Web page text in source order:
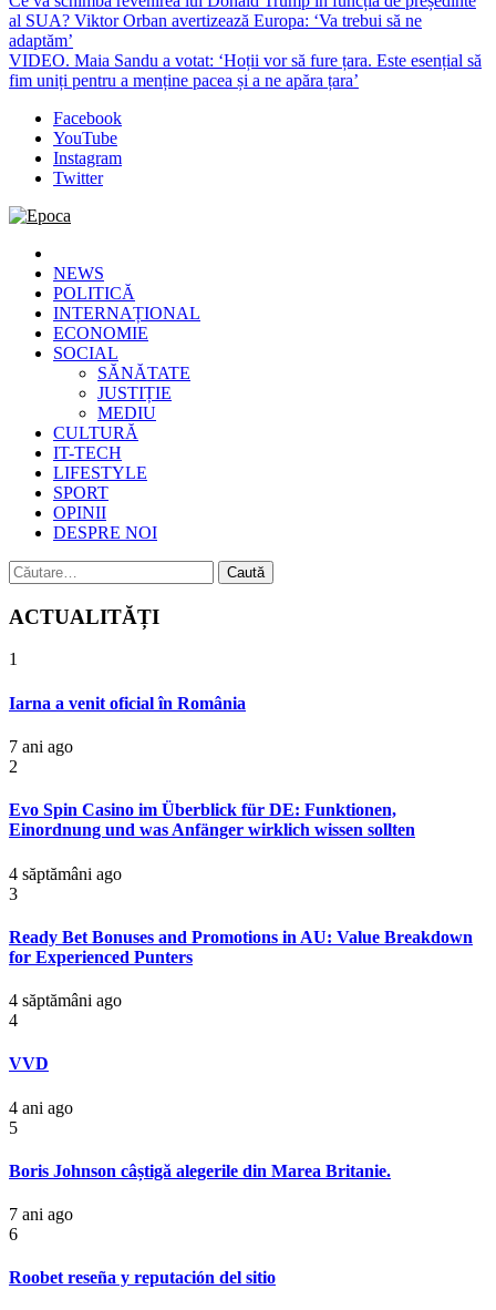
al SUA? Viktor Orban avertizează Europa: ‘Va trebui să ne
adaptăm’
VIDEO. Maia Sandu a votat: ‘Hoții vor să fure țara. Este esențial să
fim uniți pentru a menține pacea și a ne apăra țara’
Facebook
YouTube
Instagram
Twitter
Epoca
Cele mai noi știri online din România
NEWS
POLITICĂ
INTERNAȚIONAL
ECONOMIE
SOCIAL
SĂNĂTATE
JUSTIȚIE
MEDIU
CULTURĂ
IT-TECH
LIFESTYLE
SPORT
OPINII
DESPRE NOI
Caută
după:
ACTUALITĂȚI
1
Iarna a venit oficial în România
7 ani ago
2
Evo Spin Casino im Überblick für DE: Funktionen,
Einordnung und was Anfänger wirklich wissen sollten
4 săptămâni ago
3
Ready Bet Bonuses and Promotions in AU: Value Breakdown
for Experienced Punters
4 săptămâni ago
4
VVD
4 ani ago
5
Boris Johnson câștigă alegerile din Marea Britanie.
7 ani ago
6
Roobet reseña y reputación del sitio